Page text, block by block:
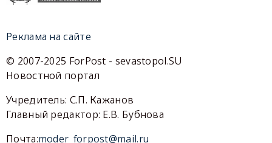
Реклама на сайте
© 2007-2025 ForPost - sevastopol.SU
Новостной портал
Учредитель: С.П. Кажанов
Главный редактор: Е.В. Бубнова
Почта:moder_forpost@mail.ru